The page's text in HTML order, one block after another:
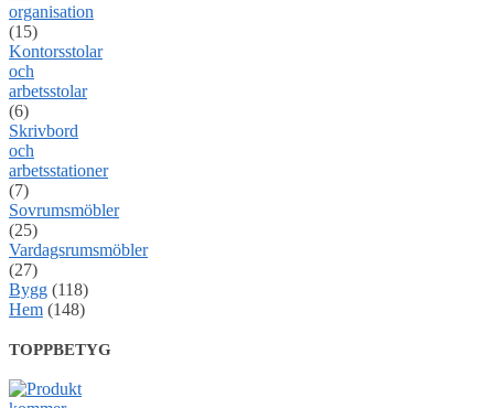
organisation
(15)
Kontorsstolar
och
arbetsstolar
(6)
Skrivbord
och
arbetsstationer
(7)
Sovrumsmöbler
(25)
Vardagsrumsmöbler
(27)
Bygg (118)
Hem (148)
TOPPBETYG